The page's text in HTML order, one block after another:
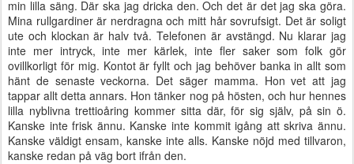
min lilla säng. Där ska jag dricka den. Och det är det jag ska göra.
Mina rullgardiner är nerdragna och mitt hår sovrufsigt. Det är soligt
ute och klockan är halv två. Telefonen är avstängd. Nu klarar jag
inte mer intryck, inte mer kärlek, inte fler saker som folk gör
ovillkorligt för mig. Kontot är fyllt och jag behöver banka in allt som
hänt de senaste veckorna. Det säger mamma. Hon vet att jag
tappar allt detta annars. Hon tänker nog på hösten, och hur hennes
lilla nyblivna trettioåring kommer sitta där, för sig själv, på sin ö.
Kanske inte frisk ännu. Kanske inte kommit igång att skriva ännu.
Kanske väldigt ensam, kanske inte alls. Kanske nöjd med tillvaron,
kanske redan på väg bort ifrån den.